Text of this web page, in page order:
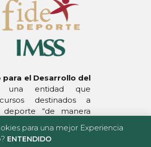
para el Desarrollo del
entidad que
destinados a
“de manera
los derechos
para una mejor Experiencia
ENTENDIDO